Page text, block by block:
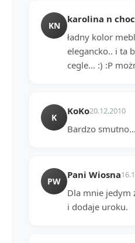
KN
karolina n
ładny kolor
elegancko.. i ta
cegle... :) :P
K
KoKo20.12.2010
Bardzo smutno...
PW
Pani Wiosna
Dla mnie jedym
i dodaje uroku.